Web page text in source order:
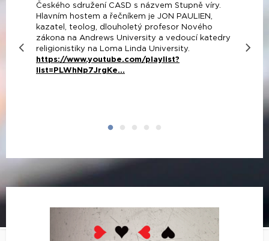
Českého sdružení CASD s názvem Stupně víry.
Hlavním hostem a řečníkem je JON PAULIEN,
kazatel, teolog, dlouholetý profesor Nového
zákona na Andrews University a vedoucí katedry
religionistiky na Loma Linda University.
https://www.youtube.com/playlist?
list=PLWhNp7JrgKe...